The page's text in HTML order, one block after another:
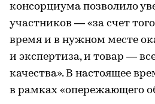
консорциума позволило
участников — «за счет
время и в нужном месте
и экспертиза, и товар —
качества». В настоящее
в рамках «опережающего